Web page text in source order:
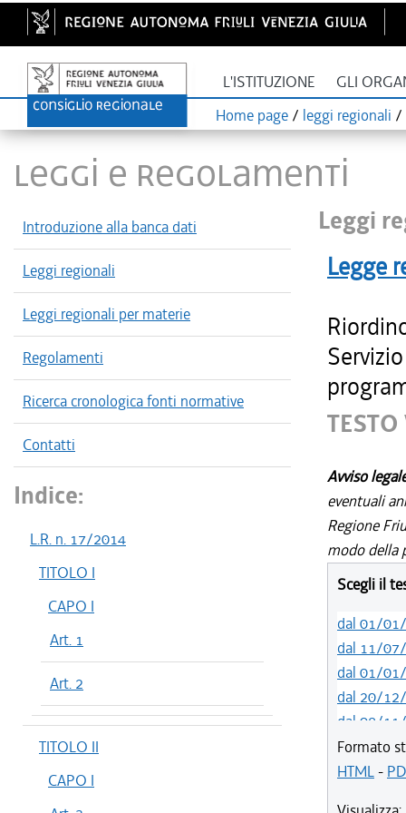
L'ISTITUZIONE GLI
Home page / leggi regionali /
LEGGI E REGOLAMENTI
Introduzione alla banca dati
Leggi regionali
Leggi regionali per materie
Regolamenti
Ricerca cronologica fonti normative
Contatti
Indice:
L.R. n. 17/2014
TITOLO I
CAPO I
Art. 1
Art. 2
TITOLO II
CAPO I
Leggi
Legge
Avviso
eventuali
Regione
modo della
Scegli il
dal 01/
dal 11/
dal 01/
dal 20/
dal 08/
dal 29/
dal 15/
Formato
HTML-